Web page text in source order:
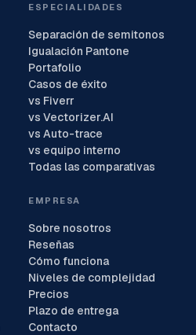
ESPECIALIDADES
Separación de semitonos
Igualación Pantone
Portafolio
Casos de éxito
vs Fiverr
vs Vectorizer.AI
vs Auto-trace
vs equipo interno
Todas las comparativas
EMPRESA
Sobre nosotros
Reseñas
Cómo funciona
Niveles de complejidad
Precios
Plazo de entrega
Contacto